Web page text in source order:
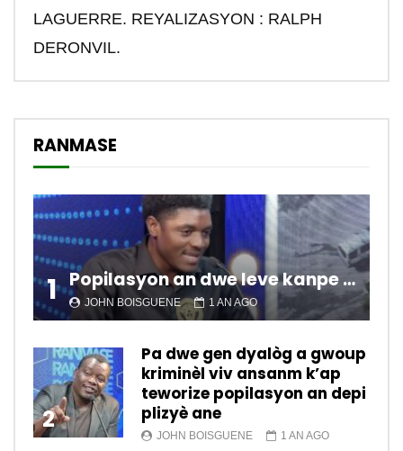
LAGUERRE. REYALIZASYON : RALPH
DERONVIL.
RANMASE
1 Popilasyon an dwe leve kanpe pou chanje sitiyasyon kawotik l’ap viv nan peyi a.
JOHN BOISGUENE 1 AN AGO
2
Pa dwe gen dyalòg a gwoup
kriminèl viv ansanm k’ap
teworize popilasyon an depi
plizyè ane
JOHN BOISGUENE 1 AN AGO